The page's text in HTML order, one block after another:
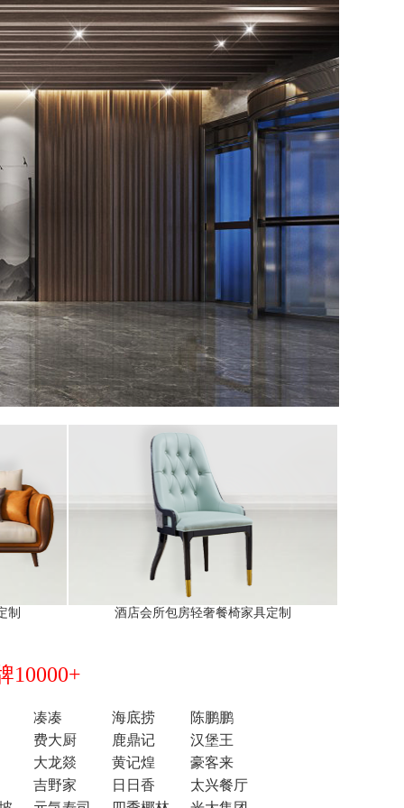
制 酒店会所包房轻奢餐椅家具定制
10000+
凑凑 海底捞
陈鹏鹏
费大厨
鹿鼎记
汉堡王
大龙燚
黄记煌
豪客来
吉野家
日日香
太兴餐厅